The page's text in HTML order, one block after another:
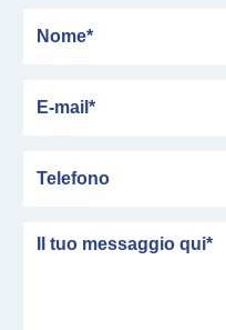
messaggio